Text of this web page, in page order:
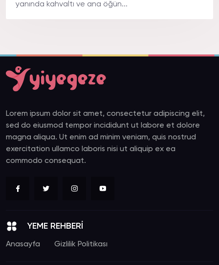
yanında kahvaltı ve ana öğün...
Lorem ipsum dolor sit amet, consectetur adipiscing elit,
sed do eiusmod tempor incididunt ut labore et dolore
magna aliqua. Ut enim ad minim veniam, quis nostrud
exercitation ullamco laboris nisi ut aliquip ex ea
commodo consequat.
YEME REHBERİ
Anasayfa Gizlilik Politikası